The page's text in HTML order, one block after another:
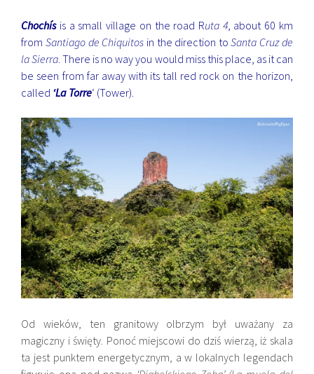
Chochísis a small village on the road Ruta 4, about 60 km
from Santiago de Chiquitos in the direction toSanta Cruz de
la Sierra. There is no way you would miss this place, as it can
be seen from far away with its tall red rock on the horizon,
called ‘La Torre‘ (Tower).
Od wieków, ten granitowy olbrzym był uważany za
magiczny i święty. Ponoć miejscowi do dziś wierzą, iż skala
ta jest punktem energetycznym, a w lokalnych legendach